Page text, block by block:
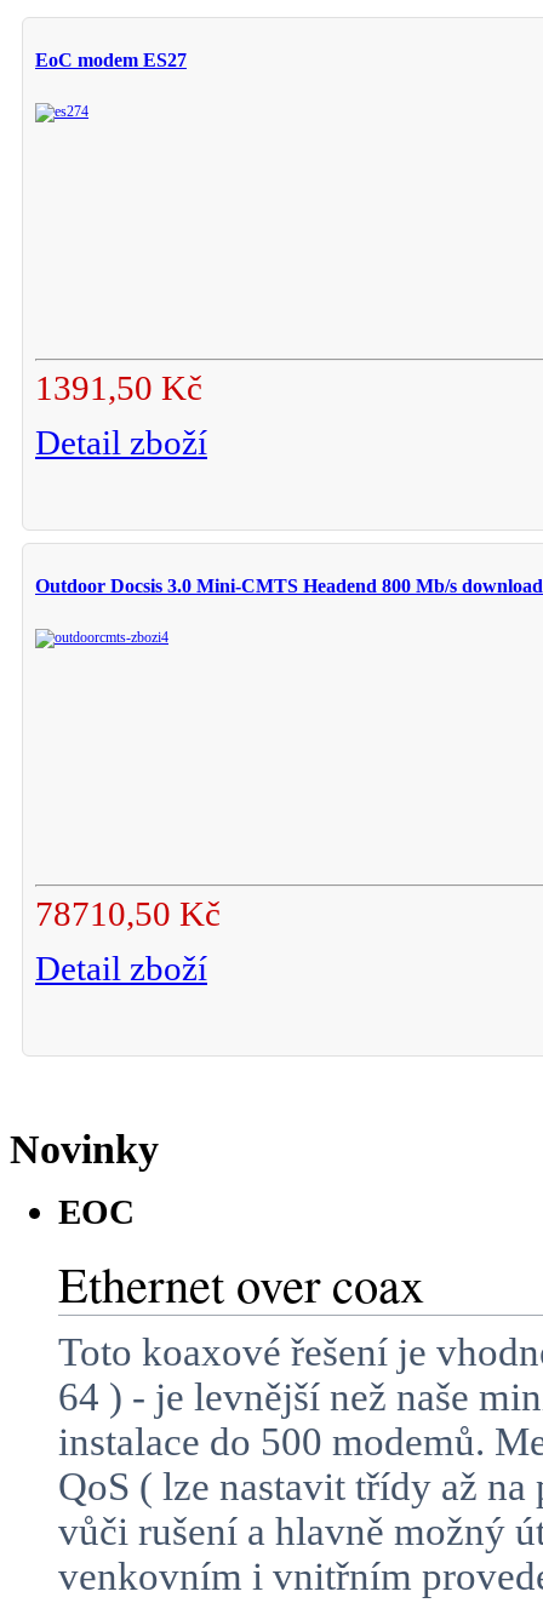
EoC modem ES27
1391,50 Kč
Detail zboží
Outdoor Docsis 3.0 Mini-CMTS Headend 800 Mb/s
78710,50 Kč
Detail zboží
Novinky
EOC
Ethernet over coax
Toto koaxové řešení je
64 ) - je levnější než naše
instalace do 500 modemů.
QoS ( lze nastavit třídy až
vůči rušení a hlavně možný
venkovním i vnitřním